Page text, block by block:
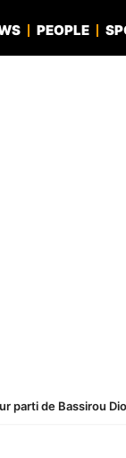
PEOPLE
parti de Bassirou